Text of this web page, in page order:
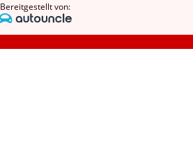
Bereitgestellt von: